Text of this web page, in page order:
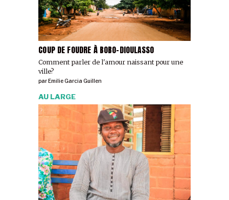
COUP DE FOUDRE À BOBO-DIOULASSO
Comment parler de l'amour naissant pour une
ville?
parEmilie Garcia Guillen
AU LARGE